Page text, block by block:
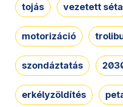
tojás vezetett séta
motorizáció
szondáztatás
erkélyzöldítés